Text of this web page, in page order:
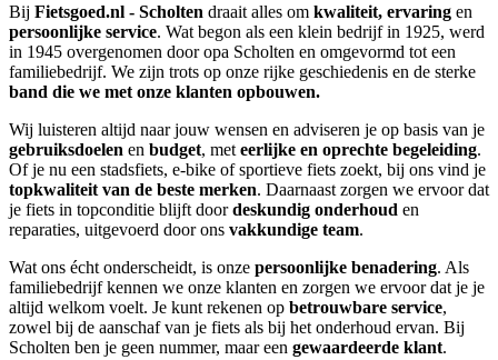
Bij Fietsgoed.nl - Scholten draait alles om kwaliteit, ervaring en
persoonlijke service. Wat begon als een klein bedrijf in 1925, werd
in 1945 overgenomen door opa Scholten en omgevormd tot een
familiebedrijf. We zijn trots op onze rijke geschiedenis en de sterke
band die we met onze klanten opbouwen.
Wij luisteren altijd naar jouw wensen en adviseren je op basis van je
gebruiksdoelen en budget, met eerlijke en oprechte begeleiding.
Of je nu een stadsfiets, e-bike of sportieve fiets zoekt, bij ons vind je
topkwaliteit van de beste merken. Daarnaast zorgen we ervoor dat
je fiets in topconditie blijft doordeskundig onderhoud en
reparaties, uitgevoerd door ons vakkundige team.
Wat ons écht onderscheidt, is onze persoonlijke benadering. Als
familiebedrijf kennen we onze klanten en zorgen we ervoor dat je je
altijd welkom voelt. Je kunt rekenen op betrouwbare service,
zowel bij de aanschaf van je fiets als bij het onderhoud ervan. Bij
Scholten ben je geen nummer, maar een gewaardeerde klant.